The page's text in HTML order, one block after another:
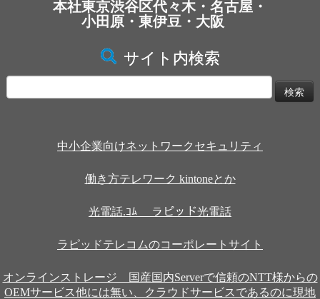
本社東京渋谷区代々木・名古屋・
小田原・東伊豆・大阪
サイト内検索
索:
中小企業向けネットワークセキュリティ
働き方テレワーク kintoneとか
光電話.ｺﾑ ラピッド光電話
ラピッドテレコムのコーポレートサイト
オンラインストレージ 国産国内Serverで信頼のNTT様からの
OEMサービス他には無い、クラウドサービスであるのに現地